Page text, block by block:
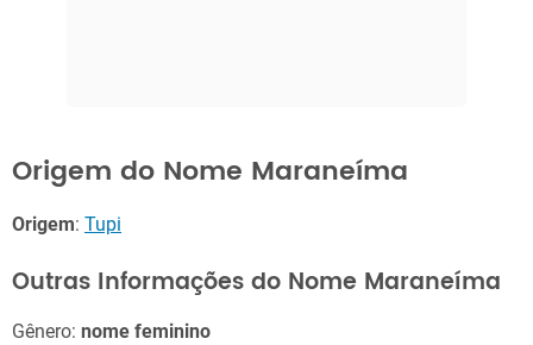
Origem do Nome Maraneíma
Origem: Tupi
Outras Informações do Nome Maraneíma
Gênero: nome feminino